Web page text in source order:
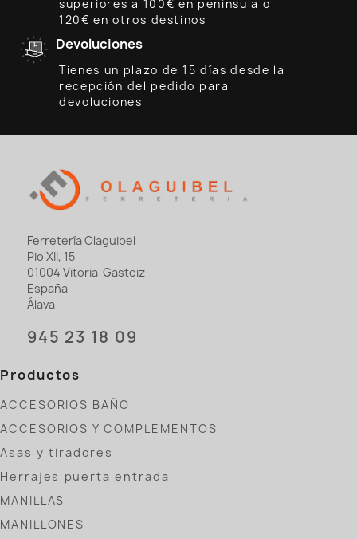
superiores a 100€ en península o
120€ en otros destinos
Devoluciones
Tienes un plazo de 15 días desde la
recepción del pedido para
devoluciones
Ferretería Olaguibel
Pio XII, 15
01004 Vitoria-Gasteiz
España
Álava
945 23 18 09
Productos
ACCESORIOS BAÑO
ACCESORIOS Y COMPLEMENTOS
Asas y tiradores
Herrajes puerta entrada
MANILLAS
MANILLONES